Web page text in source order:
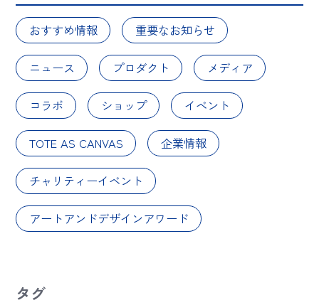
おすすめ情報 重要なお知らせ
ニュース プロダクト メディア
コラボ ショップ イベント
TOTE AS CANVAS 企業情報
チャリティーイベント
アートアンドデザインアワード
タグ